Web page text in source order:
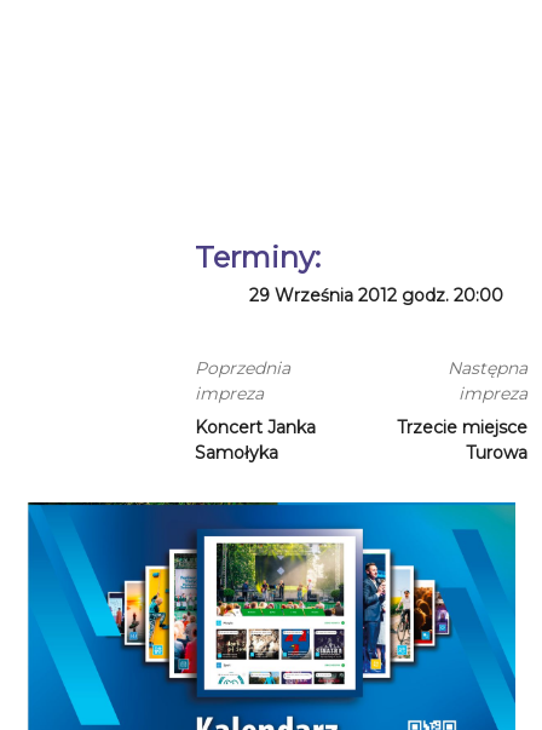
Terminy:
29 Września 2012 godz. 20:00
Poprzednia
impreza
Koncert Janka
Samołyka
Następna
impreza
Trzecie miejsce
Turowa